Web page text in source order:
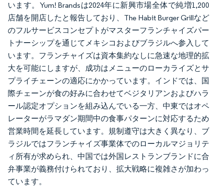
います。Yum! Brandsは2024年に新興市場全体で純増1,200
店舗を開店したと報告しており、The Habit Burger Grillなど
のフルサービスコンセプトがマスターフランチャイズパー
トナーシップを通じてメキシコおよびブラジルへ参入して
います。フランチャイズは資本集約なしに急速な地理的拡
大を可能にしますが、成功はメニューのローカライズとサ
プライチェーンの適応にかかっています。インドでは、国
際チェーンが食の好みに合わせてベジタリアンおよびハラ
ール認定オプションを組み込んでいる一方、中東ではオペ
レーターがラマダン期間中の食事パターンに対応するため
営業時間を延長しています。規制遵守は大きく異なり、ブ
ラジルではフランチャイズ事業体でのローカルマジョリテ
ィ所有が求められ、中国では外国レストランブランドに合
弁事業が義務付けられており、拡大戦略に複雑さが加わっ
ています。